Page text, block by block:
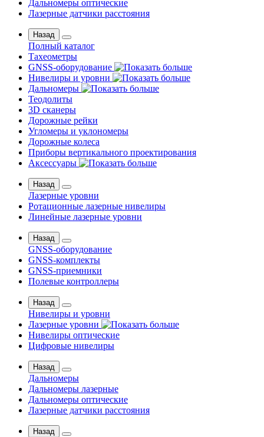
Дальномеры оптические
Лазерные датчики расстояния
Назад
Полный каталог
Тахеометры
GNSS-оборудование
Нивелиры и уровни
Дальномеры
Теодолиты
3D сканеры
Дорожные рейки
Угломеры и уклономеры
Дорожные колеса
Приборы вертикального проектирования
Аксессуары
Назад
Лазерные уровни
Ротационные лазерные нивелиры
Линейные лазерные уровни
Назад
GNSS-оборудование
GNSS-комплекты
GNSS-приемники
Полевые контроллеры
Назад
Нивелиры и уровни
Лазерные уровни
Нивелиры оптические
Цифровые нивелиры
Назад
Дальномеры
Дальномеры лазерные
Дальномеры оптические
Лазерные датчики расстояния
Назад